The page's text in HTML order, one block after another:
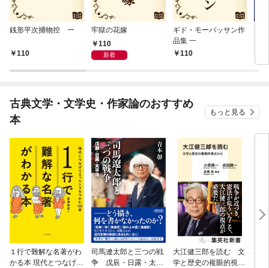
銭形平次捕物控 一
110
牢獄の花嫁
110
新着
ギド・モーパッサン作
品集 一
110
一
古典文学・文学史・作家論のおすすめ
本
もっと見る
１行で難解な名著がわ
かる本 現代とつなげて
司馬遼太郎と三つの戦
争 戊辰・日露・太平
大江健三郎を読む 文
学と歴史の複眼的視点
出